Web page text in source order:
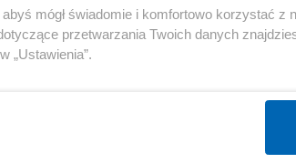
Inwestycje
Podatki
mógł świadomie i komfortowo korzystać z
przetwarzania Twoich danych
„Ustawienia”.